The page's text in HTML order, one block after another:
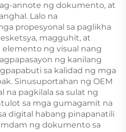
annote ng dokumento, at
Lalo na
propesyonal sa paglikha
magguhit, at
ng visual nang
ng kanilang
sa kalidad ng mga
Sinusuportahan ng OEM
na pagkilala sa sulat ng
sa mga gumagamit na
digital habang pinapanatili
ng dokumento sa